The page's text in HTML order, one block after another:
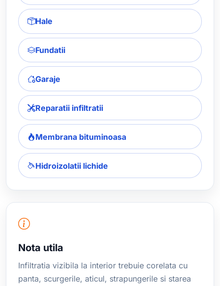
Hale
Fundatii
Garaje
Reparatii infiltratii
Membrana bituminoasa
Hidroizolatii lichide
Nota utila
Infiltratia vizibila la interior trebuie corelata cu
panta, scurgerile, aticul, strapungerile si starea